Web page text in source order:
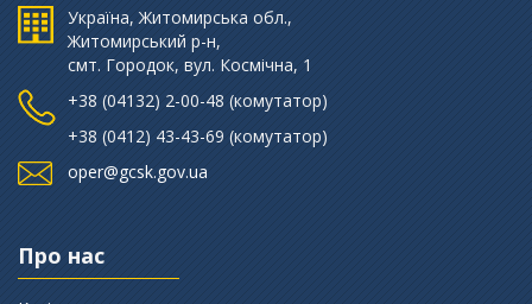
Україна, Житомирська обл.,
Житомирський р-н,
смт. Городок, вул. Космічна, 1
+38 (‎04132) 2-00-48 (комутатор)
+38 (0412) 43-43-69 (комутатор)
oper@gcsk.gov.ua
Про нас